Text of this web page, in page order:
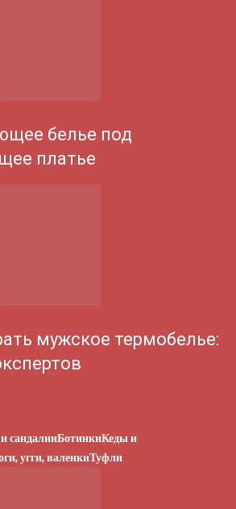
белье под
платье
мужское термобелье:
сандалииБотинкиКеды и
угги, валенкиТуфли